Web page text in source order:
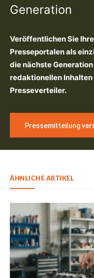
Generation
Veröffentlichen Sie
Presseportalen als
die nächste
redaktionellen
Presseverteiler.
Pressemitteilung
ÄHNLICHE ARTIKEL